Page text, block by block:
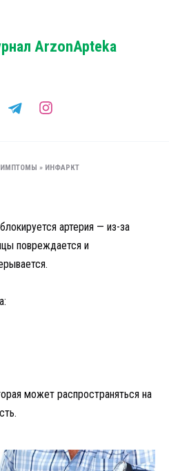
ArzonApteka
» ИНФАРКТ
артерия — из-за
повреждается и
может распространяться на